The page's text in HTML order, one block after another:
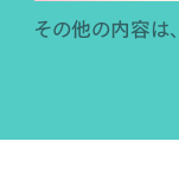
その他の内容は、